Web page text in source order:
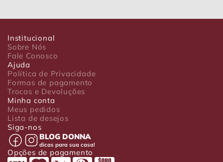
Institucional
Sobre Nós
Fale Conosco
Ajuda
Política de Privacidade
Formas de pagamento
Trocas e Devoluções
Minha conta
Meus pedidos
Lista de desejos
Siga-nos
BLOG DONNA
dicas para sua casa!
Opções de pagamento